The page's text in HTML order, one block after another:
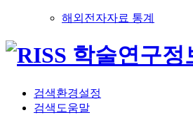
해외전자자료 통계
검색환경설정
검색도움말